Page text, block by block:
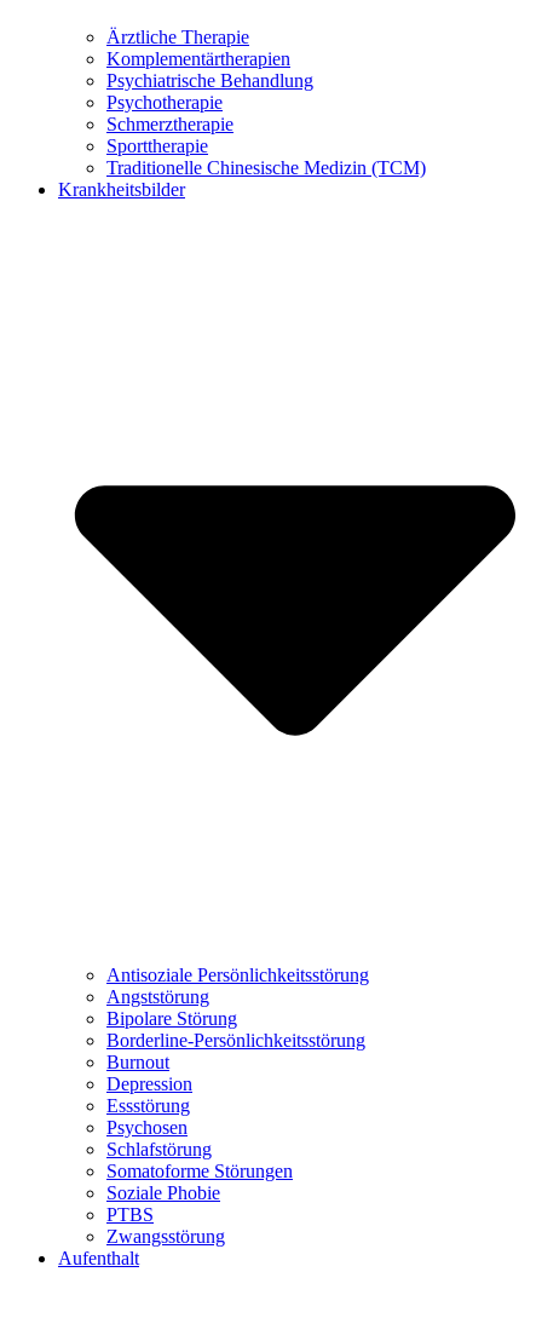
Ärztliche Therapie
Komplementärtherapien
Psychiatrische Behandlung
Psychotherapie
Schmerztherapie
Sporttherapie
Traditionelle Chinesische Medizin (TCM)
Krankheitsbilder
Antisoziale Persönlichkeitsstörung
Angststörung
Bipolare Störung
Borderline-Persönlichkeitsstörung
Burnout
Depression
Essstörung
Psychosen
Schlafstörung
Somatoforme Störungen
Soziale Phobie
PTBS
Zwangsstörung
Aufenthalt